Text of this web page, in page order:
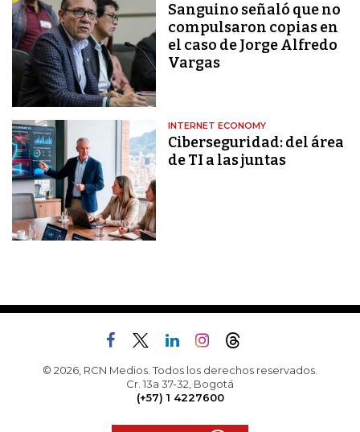
Sanguino señaló que no
compulsaron copias en
el caso de Jorge Alfredo
Vargas
INTERNET ECONOMY
Ciberseguridad: del área
de TI a las juntas
© 2026, RCN Medios. Todos los derechos reservados.
Cr. 13a 37-32, Bogotá
(+57) 1 4227600